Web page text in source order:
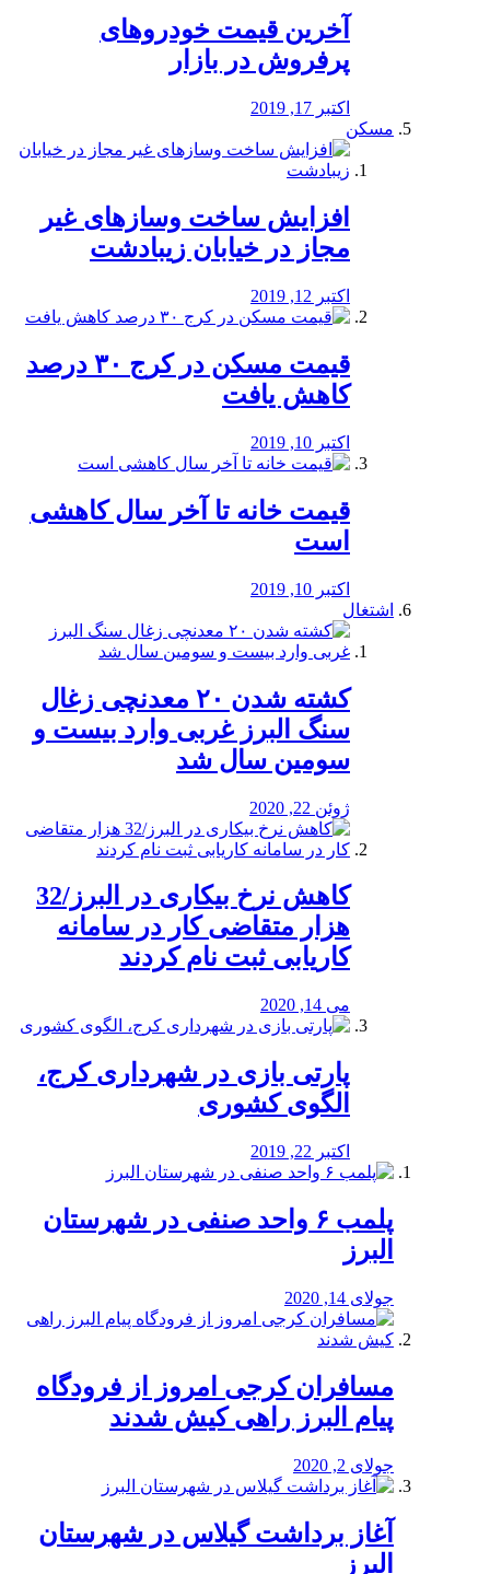
آخرین قیمت خودرو‌های
پرفروش در بازار
اکتبر 17, 2019
مسکن
افزایش ساخت وسازهای غیر
مجاز در خیابان زیبادشت
اکتبر 12, 2019
️قیمت مسکن در کرج ۳۰ درصد
کاهش یافت
اکتبر 10, 2019
قیمت خانه تا آخر سال کاهشی
است
اکتبر 10, 2019
اشتغال
کشته شدن ۲۰ معدنچی زغال
سنگ البرز غربی وارد بیست و
سومین سال شد
ژوئن 22, 2020
کاهش نرخ بیکاری در البرز/32
هزار متقاضی کار در سامانه
کاریابی ثبت نام کردند
می 14, 2020
پارتی بازی در شهرداری کرج،
الگوی کشوری
اکتبر 22, 2019
پلمب ۶ واحد صنفی در شهرستان
البرز
جولای 14, 2020
مسافران کرجی امروز از فرودگاه
پیام البرز راهی کیش شدند
جولای 2, 2020
آغاز برداشت گیلاس در شهرستان
البرز